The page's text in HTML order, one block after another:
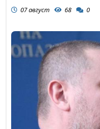
07 август 68 0